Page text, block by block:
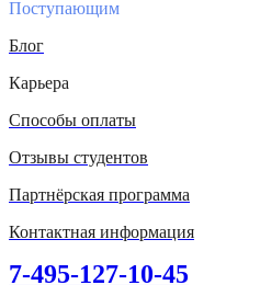
Поступающим
Блог
Карьера
Способы оплаты
Отзывы студентов
Партнёрская программа
Контактная информация
7-495-127-10-45